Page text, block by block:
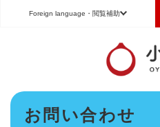
メニューを飛
Foreign language ・閲覧補助
Foreign language
日本語（Japanese） English
Português（ポルトガル語）
本
お問い合わせ